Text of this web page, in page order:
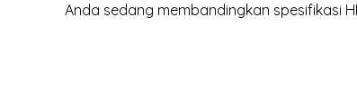
Anda sedang membandingkan spesifikasi